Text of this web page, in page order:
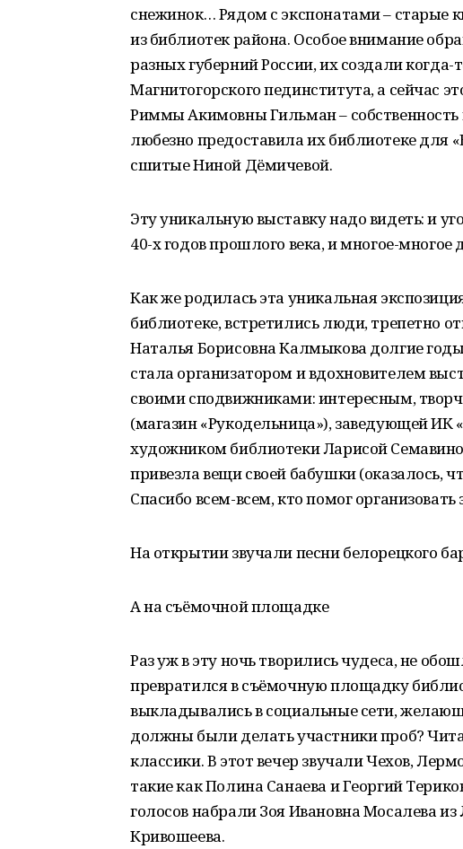
снежинок… Рядом с экспонатами – старые
из библиотек района. Особое внимание
разных губерний России, их создали
Магнитогорского пединститута, а сейчас
Риммы Акимовны Гильман –
любезно предоставила их библиотеке для
сшитые Ниной Дёмичевой.
Эту уникальную выставку надо видеть: и
40-х годов прошлого века, и многое-многое
Как же родилась эта уникальная
библиотеке, встретились люди, трепетно
Наталья Борисовна Калмыкова долгие
стала организатором и вдохновителем
своими сподвижниками: интересным,
(магазин «Рукодельница»), заведующей
художником библиотеки Ларисой
привезла вещи своей бабушки (оказалось,
Спасибо всем-всем, кто помог организовать
На открытии звучали песни белорецкого
А на съёмочной площадке
Раз уж в эту ночь творились чудеса, не
превратился в съёмочную площадку
выкладывались в социальные сети,
должны были делать участники проб?
классики. В этот вечер звучали Чехов,
такие как Полина Санаева и Георгий
голосов набрали Зоя Ивановна Мосалева
Кривошеева.